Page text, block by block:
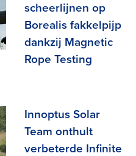
scheerlijnen op
Borealis fakkelpijp
dankzij Magnetic
Rope Testing
Innoptus Solar
Team onthult
verbeterde Infinite